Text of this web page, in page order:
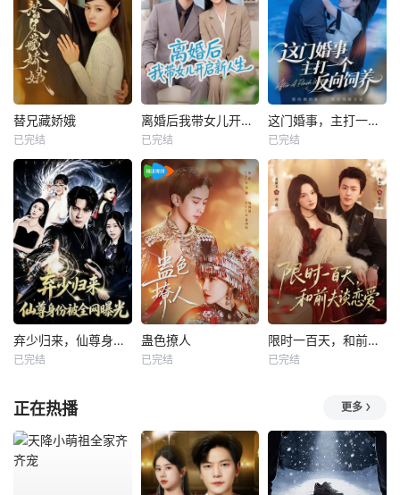
替兄藏娇娥
已完结
离婚后我带女儿开启新人生
已完结
这门婚事，主打一个反向饲养
已完结
弃少归来，仙尊身份被全网曝光
已完结
蛊色撩人
已完结
限时一百天，和前夫谈恋爱
已完结
正在热播 更多